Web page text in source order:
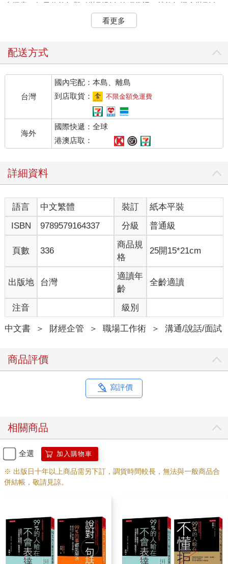
去探索。如果你能把觀點裝到別人的腦袋裡，就能把機會裝到自
乎每個週末，他都會去紐約找某家公司的A老闆。威廉說：「雖然
在經歷了幾百次的失敗之後，威廉決定研究如何影響別人的行
為，以及如何讓別人接受他的設計理念。之後，威廉想出了一個
方法。
威廉拿了幾張設計師還沒有完成的圖樣，來到A老闆的辦公室，對
他說：「先生，我這裡有幾張沒有完成的圖樣，請您告訴我，怎
麼才能讓它符合您的要求？」
A老闆仔細的看過圖樣後，緩緩的說：「這樣吧，你先把這幾張圖
樣放在我這裡，我考慮一下，過幾天，你再來找我。」
的意思修改。果然，A老闆接受了他的設計圖樣。
自從這筆生意成交後，A老闆又陸續訂了10張圖樣，威廉就這樣
賺了一筆金額不小的佣金。
之後，當威廉說起自己的這段經歷時，感慨的說：「後來，我終
於知道自己過去失敗的原因了。因為我總是給客戶我認為他需要
的圖樣，卻從未考慮過客戶的真實想法。現在，我讓客戶提出他
的意見，讓他認為那些圖樣是他自己設計的。就算我不要求他
買，他也會主動買的。」
讓別人去做他們不想做的事情往往很難，如果你想影響別人，讓
別人贊同你，就請遵循這條原則：讓對方相信那是他們自己的想
法。為此，你一定要有耐心，只要你慢慢做，你的想法就會很自
然的出現在對方的頭腦中。
你對自己觀點的表達，遠沒有別人替你說出來更有效。假如你想
得到別人的贊同，就要引導別人跟你擁有相同的觀點，而不是硬
學會處理「被拒絕」
也會拒絕別人。拒絕別人，是很多人這輩子都繞不過去的一個
坎。而被別人拒絕，也會讓很多人覺得非常難堪。遺憾的是，一
旦被拒絕後，很少有人能夠冷靜下來，尋找解決問題的辦法。
以銷售為例，無論你多麼努力，只有10％的客戶願意很快和你成
交，至少有30％的客戶不會和你成交，而剩下60％的客戶，就需
要你運用正確的方法來爭取。所以，當你果斷的篩選掉不合格，
或根本不可能與你成交的客戶以後，就要運用靈活的策略與技
抗拒，最重要的一條原則，就是利用事物的兩面性，化缺點為優
點。
那麼具體該怎麼做，才能化缺點為優點呢？方法其實很多，比如
當你的客戶不停抱怨「你的東西太貴」時，你可以告訴他：「是
看更多
配送方式
台灣
國內宅配：本島、離島
到店取貨：
不限金額免運費
海外
國際快遞：全球
港澳店取：
詳細資料
語言 中文繁體 裝訂
紙本平裝
ISBN
9789579164337 分級 普通級
頁數 336
商品規
格
25開15*21cm
出版地 台灣
適讀年
齡
全齡適讀
注音 級別
中文書 ＞ 財經企管 ＞ 職場工作術 ＞ 溝通/說話/面試
商品評價
寫評價
相關商品
全選 加入購物車
※ 出版日十年以上商品需另下訂，調貨時間較長，無法與一般商品合
併結帳，敬請見諒。